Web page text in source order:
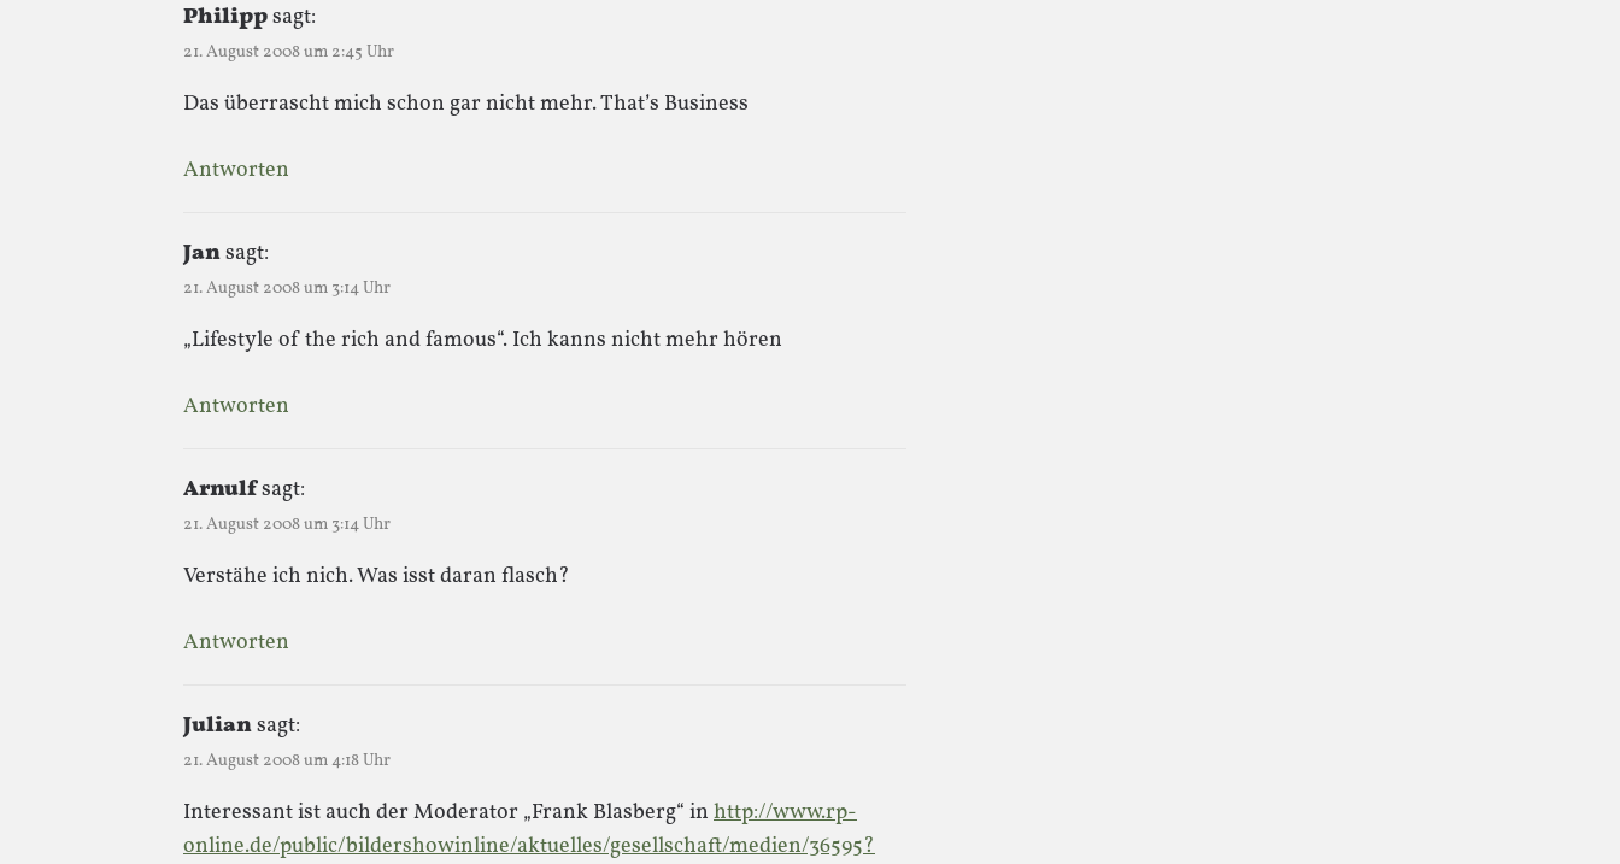
Philippsagt:
21. August 2008 um 2:45 Uhr
Das überrascht mich schon gar nicht mehr. That’s Business
Antworten
Jansagt:
21. August 2008 um 3:14 Uhr
„Lifestyle of the rich and famous“. Ich kanns nicht mehr hören
Antworten
Arnulfsagt:
21. August 2008 um 3:14 Uhr
Verstähe ich nich. Was isst daran flasch?
Antworten
Juliansagt:
21. August 2008 um 4:18 Uhr
Interessant ist auch der Moderator „Frank Blasberg“ in http://www.rp-
online.de/public/bildershowinline/aktuelles/gesellschaft/medien/36595?